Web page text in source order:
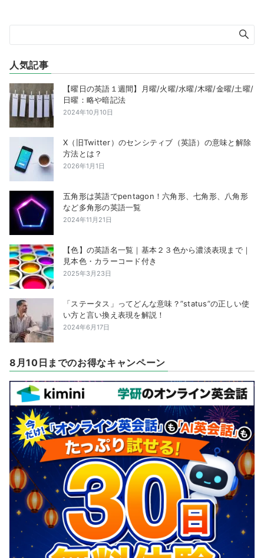
人気記事
【曜日の英語１週間】月曜/火曜/水曜/木曜/金曜/土曜/
日曜：略や暗記法
2024年10月10日
X（旧Twitter）のセンシティブ（英語）の意味と解除
方法とは？
2026年1月1日
五角形は英語でpentagon！六角形、七角形、八角形
など多角形の英語一覧
2024年11月21日
【色】の英語名一覧｜基本２３色から濃淡表現まで｜
見本色・カラーコード付き
2025年3月23日
「ステータス」ってどんな意味？”status”の正しい使
い方と言い換え表現を解説！
2024年6月17日
8月10日までのお得なキャンペーン